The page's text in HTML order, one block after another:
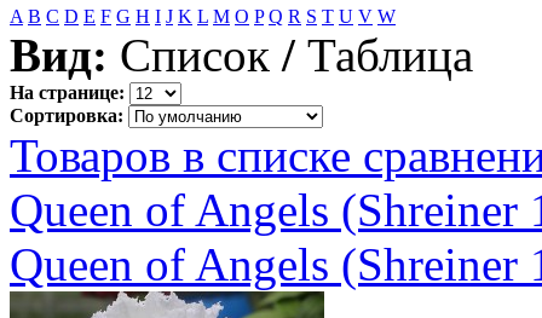
A B C D E F G H I J K L M O P Q R S T U V W
Вид: Список / Таблица
На странице:
Сортировка:
Товаров в списке
Queen of Angels (Shreiner
Queen of Angels (Shreiner